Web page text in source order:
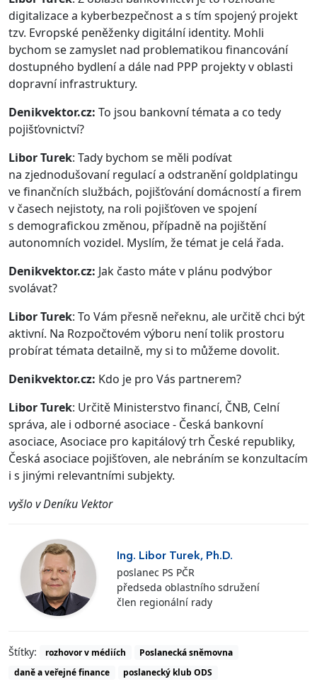
digitalizace a kyberbezpečnost a s tím spojený projekt
tzv. Evropské peněženky digitální identity. Mohli
bychom se zamyslet nad problematikou financování
dostupného bydlení a dále nad PPP projekty v oblasti
dopravní infrastruktury.
Denikvektor.cz: To jsou bankovní témata a co tedy
pojišťovnictví?
Libor Turek: Tady bychom se měli podívat
na zjednodušovaní regulací a odstranění goldplatingu
ve finančních službách, pojišťování domácností a firem
v časech nejistoty, na roli pojišťoven ve spojení
s demografickou změnou, případně na pojištění
autonomních vozidel. Myslím, že témat je celá řada.
Denikvektor.cz: Jak často máte v plánu podvýbor
svolávat?
Libor Turek: To Vám přesně neřeknu, ale určitě chci být
aktivní. Na Rozpočtovém výboru není tolik prostoru
probírat témata detailně, my si to můžeme dovolit.
Denikvektor.cz: Kdo je pro Vás partnerem?
Libor Turek: Určitě Ministerstvo financí, ČNB, Celní
správa, ale i odborné asociace - Česká bankovní
asociace, Asociace pro kapitálový trh České republiky,
Česká asociace pojišťoven, ale nebráním se konzultacím
i s jinými relevantními subjekty.
vyšlo v Deníku Vektor
Ing. Libor Turek, Ph.D.
poslanec PS PČR
předseda oblastního sdružení
člen regionální rady
Štítky: rozhovor v médiích
Poslanecká sněmovna
daně a veřejné finance
poslanecký klub ODS